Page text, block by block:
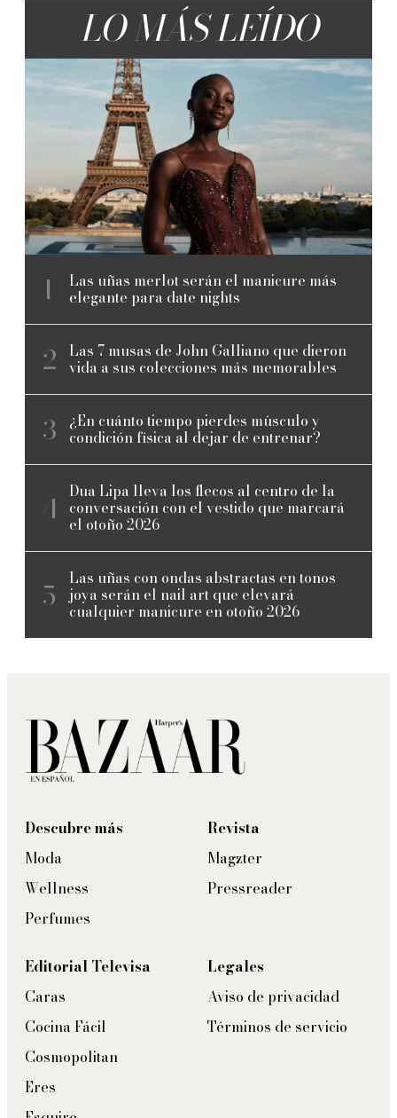
LO MÁS LEÍDO
Las uñas merlot serán el manicure más
elegante para date nights
Las 7 musas de John Galliano que dieron
vida a sus colecciones más memorables
¿En cuánto tiempo pierdes músculo y
condición física al dejar de entrenar?
Dua Lipa lleva los flecos al centro de la
conversación con el vestido que marcará
el otoño 2026
Las uñas con ondas abstractas en tonos
joya serán el nail art que elevará
cualquier manicure en otoño 2026
Descubre más
Moda
Wellness
Perfumes
Revista
Magzter
Pressreader
Editorial Televisa
Caras
Cocina Fácil
Cosmopolitan
Eres
Legales
Aviso de privacidad
Términos de servicio